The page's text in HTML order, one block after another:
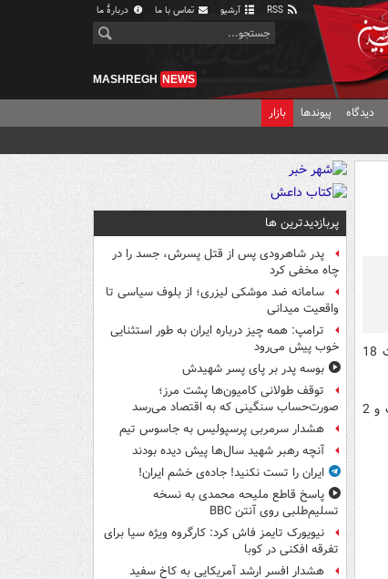
آرشیو تماس با ما دربارهٔ ما
MASHREGH NEWS
دیدگاه پیوندها بازار
در روز 21 بهمن از ساعت 18
قهرمان آسیا در 6 بازی اخیر خود مقابل نمایندگان ایران در مرحله گروهی یک برد 3 شکست و 2
پربازدیدترین ها
پدر شاهرودی پس از قتل پسرش، جسد را در
چاه مخفی کرد
سامانه ضد موشکی لیزری؛ از بلوف سیاسی تا
واقعیت میدانی
ترامپ: همه چیز درباره ایران به طور استثنایی
خوب پیش می‌رود
بوسه‌ پدر بر پای پسر شهیدش
توقف طولانی کامیون‌ها پشت مرز؛
صورت‌حساب سنگینی که به اقتصاد می‌رسد
هشدار سرمربی پرسپولیس به جاسوس تیم
آنچه رهبر شهید سال‌ها پیش دیده بودند
ایران را تست نکنید! جاده‌ی خشم ایران!
پاسخ قاطع ملیحه محمدی به نسخه
تسلیم‌طلبی روی آنتن BBC
نیویورک تایمز فاش کرد: کارگروه ویژه سیا برای
تفرقه افکنی در کوبا
هشدار افسر ارشد آمریکایی به کاخ سفید